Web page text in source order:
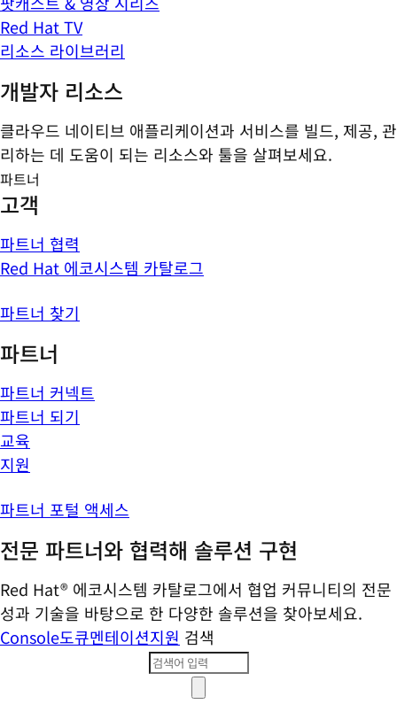
Red Hat TV
리소스 라이브러리
개발자 리소스
클라우드 네이티브 애플리케이션과 서비스를 빌드, 제공, 관
리하는 데 도움이 되는 리소스와 툴을 살펴보세요.
파트너
고객
파트너 협력
Red Hat 에코시스템 카탈로그
파트너 찾기
파트너
파트너 커넥트
파트너 되기
교육
지원
파트너 포털 액세스
전문 파트너와 협력해 솔루션 구현
Red Hat® 에코시스템 카탈로그에서 협업 커뮤니티의 전문
성과 기술을 바탕으로 한 다양한 솔루션을 찾아보세요.
Console도큐멘테이션지원 검색